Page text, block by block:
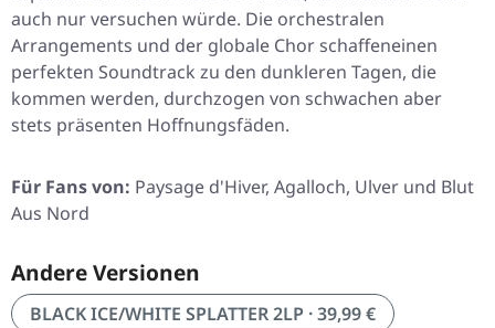
auch nur versuchen würde. Die orchestralen
Arrangements und der globale Chor schaffeneinen
perfekten Soundtrack zu den dunkleren Tagen, die
kommen werden, durchzogen von schwachen aber
stets präsenten Hoffnungsfäden.
Für Fans von: Paysage d'Hiver, Agalloch, Ulver und Blut
Aus Nord
Andere Versionen
BLACK ICE/WHITE SPLATTER 2LP · 39,99 €